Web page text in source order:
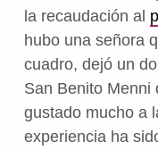
la recaudación al
hubo una señora
cuadro, dejó un
San Benito Menni
gustado mucho a
experiencia ha